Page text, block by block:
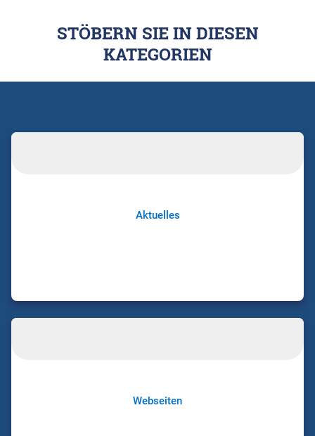
STÖBERN SIE IN DIESEN
KATEGORIEN
Aktuelles
Webseiten